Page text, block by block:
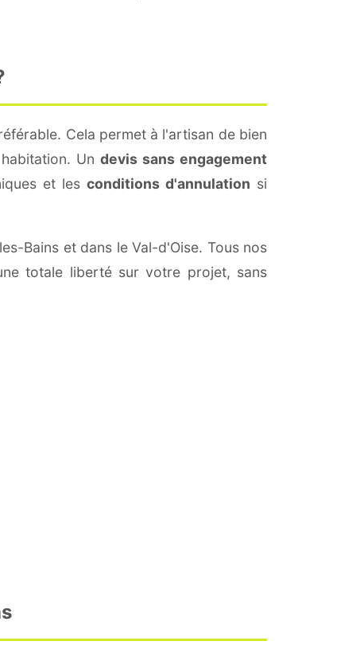
Cela permet à l'artisan de bien
Un devis sans engagement
et les conditions d'annulation si
Bains et dans le Val-d'Oise. Tous nos
totale liberté sur votre projet, sans